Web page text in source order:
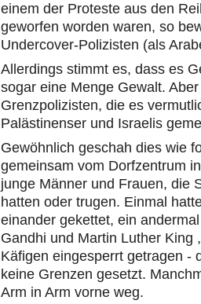
einem der Proteste aus den
geworfen worden waren, so
Undercover-Polizisten (als
Allerdings stimmt es, dass es
sogar eine Menge Gewalt.
Grenzpolizisten, die es
Palästinenser und Israelis
Gewöhnlich geschah dies wie
gemeinsam vom Dorfzentrum
junge Männer und Frauen, die
hatten oder trugen. Einmal
einander gekettet, ein
Gandhi und Martin Luther King
Käfigen eingesperrt getragen -
keine Grenzen gesetzt.
Arm in Arm vorne weg.